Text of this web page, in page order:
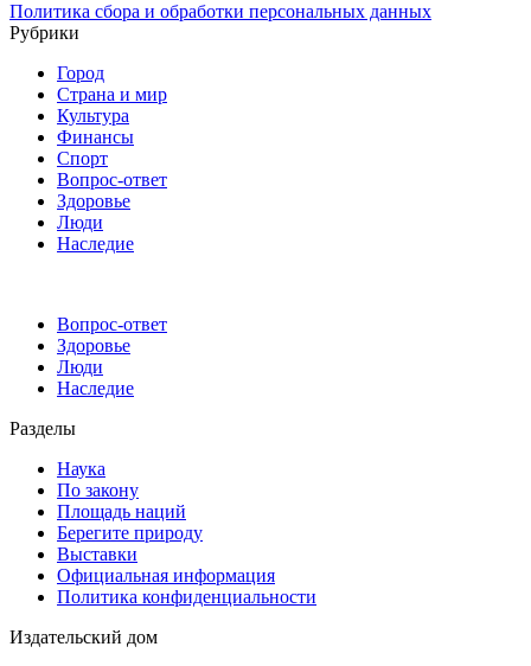
Политика сбора и обработки персональных данных
Рубрики
Город
Страна и мир
Культура
Финансы
Спорт
Вопрос-ответ
Здоровье
Люди
Наследие
Вопрос-ответ
Здоровье
Люди
Наследие
Разделы
Наука
По закону
Площадь наций
Берегите природу
Выставки
Официальная информация
Политика конфиденциальности
Издательский дом